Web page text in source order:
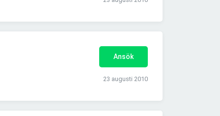
Ansök
23 augusti 2010